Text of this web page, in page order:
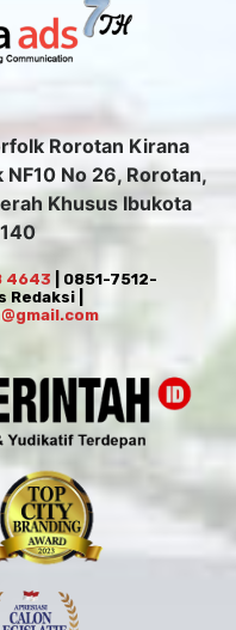
Rorotan Kirana
No 26, Rorotan,
Khusus Ibukota
4643 | 0851-7512-
|